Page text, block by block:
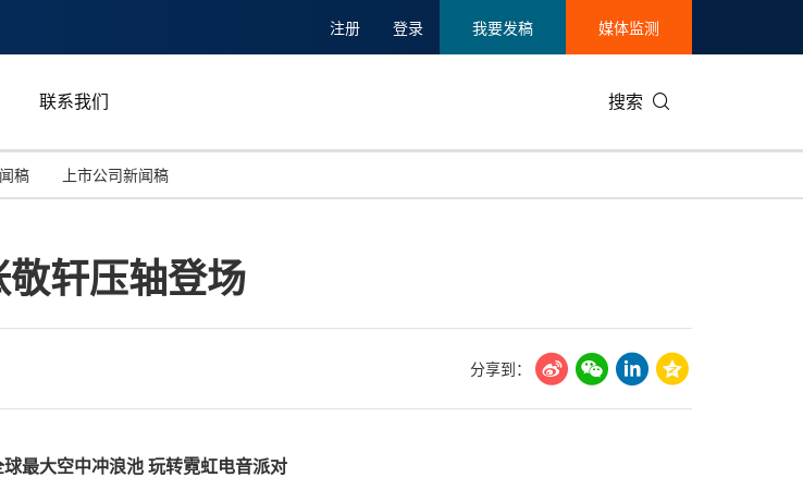
注册 登录 我要发稿 媒体监测
联系我们 搜索
投资并购
美国临床肿瘤学会(ASCO)
能源化工与环保
马来西亚
稿 上市公司新闻稿
轩压轴登场
分享到：
最大空中冲浪池 玩转霓虹电音派对